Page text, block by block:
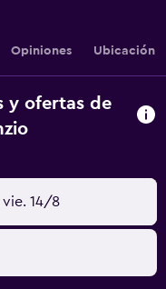
Opiniones Ubicación
y ofertas de
vie. 14/8